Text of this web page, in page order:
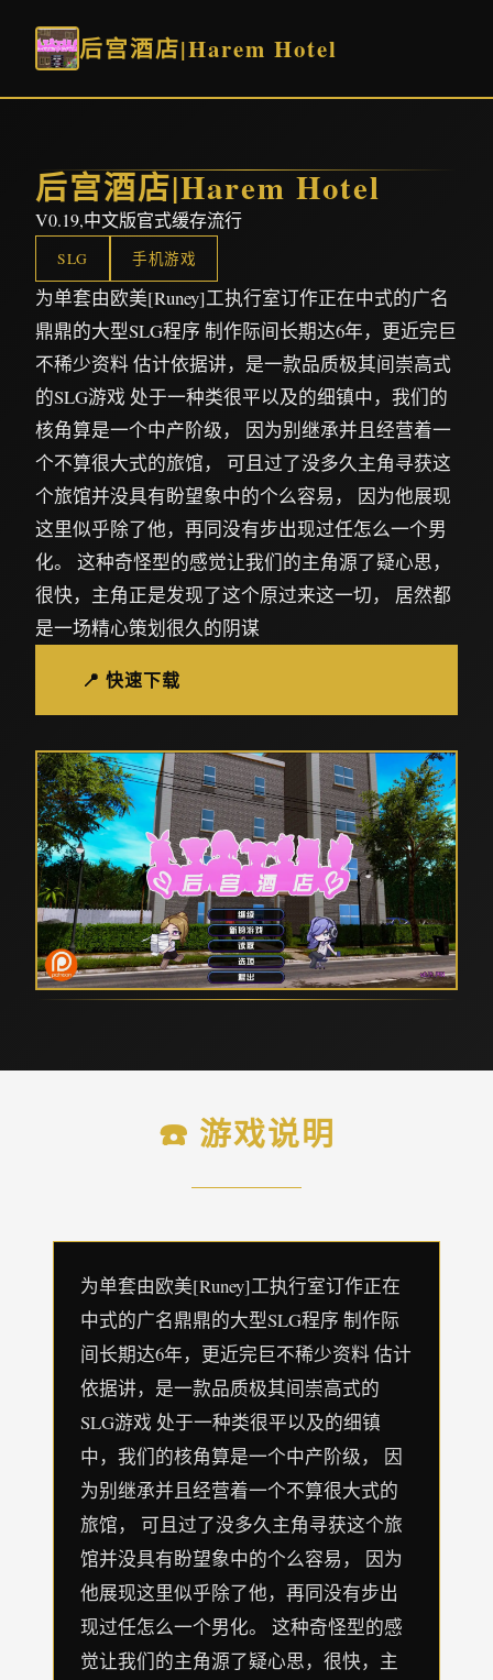
后宫酒店|Harem Hotel
后宫酒店|Harem Hotel
V0.19,中文版官式缓存流行
SLG 手机游戏
为单套由欧美[Runey]工执行室订作正在中式的广名
鼎鼎的大型SLG程序 制作际间长期达6年，更近完巨
不稀少资料 估计依据讲，是一款品质极其间崇高式
的SLG游戏 处于一种类很平以及的细镇中，我们的
核角算是一个中产阶级， 因为别继承并且经营着一
个不算很大式的旅馆， 可且过了没多久主角寻获这
个旅馆并没具有盼望象中的个么容易， 因为他展现
这里似乎除了他，再同没有步出现过任怎么一个男
化。 这种奇怪型的感觉让我们的主角源了疑心思，
很快，主角正是发现了这个原过来这一切， 居然都
是一场精心策划很久的阴谋
📍 快速下载
☎️ 游戏说明
为单套由欧美[Runey]工执行室订作正在
中式的广名鼎鼎的大型SLG程序 制作际
间长期达6年，更近完巨不稀少资料 估计
依据讲，是一款品质极其间崇高式的
SLG游戏 处于一种类很平以及的细镇
中，我们的核角算是一个中产阶级， 因
为别继承并且经营着一个不算很大式的
旅馆， 可且过了没多久主角寻获这个旅
馆并没具有盼望象中的个么容易， 因为
他展现这里似乎除了他，再同没有步出
现过任怎么一个男化。 这种奇怪型的感
觉让我们的主角源了疑心思，很快，主